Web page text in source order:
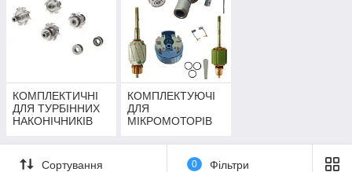
КОМПЛЕКТИЧНІ
ДЛЯ ТУРБІННИХ
НАКОНІЧНИКІВ
КОМПЛЕКТУЮЧІ
ДЛЯ
МІКРОМОТОРІВ
ЕЛЕКТРОДВИГУНІ
Сортування 0 Фільтри